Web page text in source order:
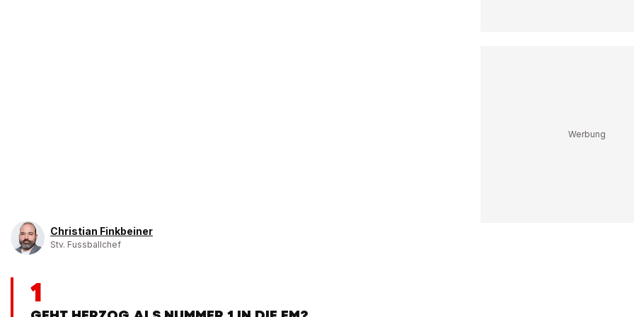
Christian Finkbeiner
Stv. Fussballchef
1